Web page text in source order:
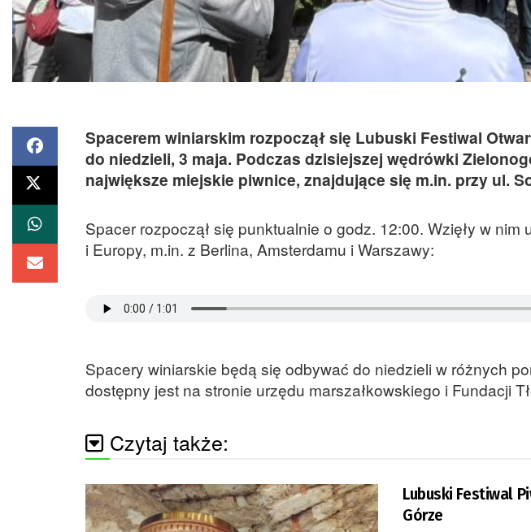
Spacerem winiarskim rozpoczął się Lubuski Festiwal
do niedzieli, 3 maja. Podczas dzisiejszej wędrówki
największe miejskie piwnice, znajdujące się m.in. przy ul.
Spacer rozpoczął się punktualnie o godz. 12:00. Wzięły w nim
i Europy, m.in. z Berlina, Amsterdamu i Warszawy:
Spacery winiarskie będą się odbywać do niedzieli w różnych
dostępny jest na stronie urzędu marszałkowskiego i Fundacji
Czytaj także:
Lubuski Festiwal
Górze